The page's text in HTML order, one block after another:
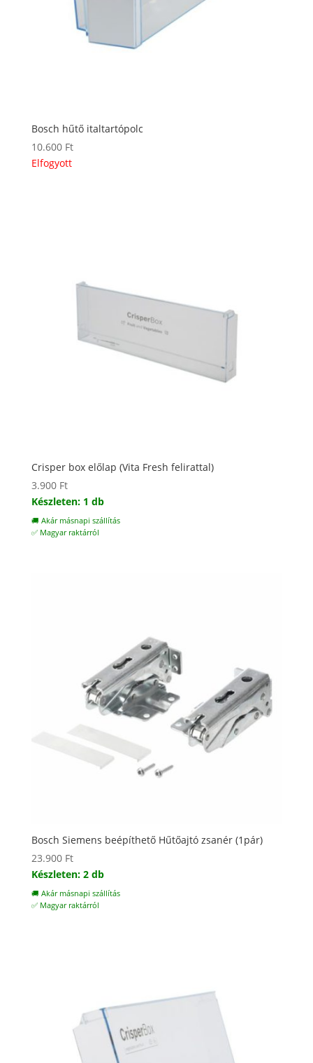
Bosch hűtő italtartópolc
10.600 Ft
Elfogyott
Crisper box előlap (Vita Fresh felirattal)
3.900 Ft
Készleten: 1 db
🚚 Akár másnapi szállítás
✅ Magyar raktárról
Bosch Siemens beépíthető Hűtőajtó zsanér (1pár)
23.900 Ft
Készleten: 2 db
🚚 Akár másnapi szállítás
✅ Magyar raktárról